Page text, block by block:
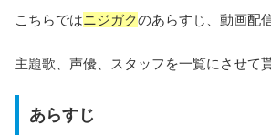
こちらではニジガクのあらすじ、動画配
主題歌、声優、スタッフを一覧にさせて
あらすじ